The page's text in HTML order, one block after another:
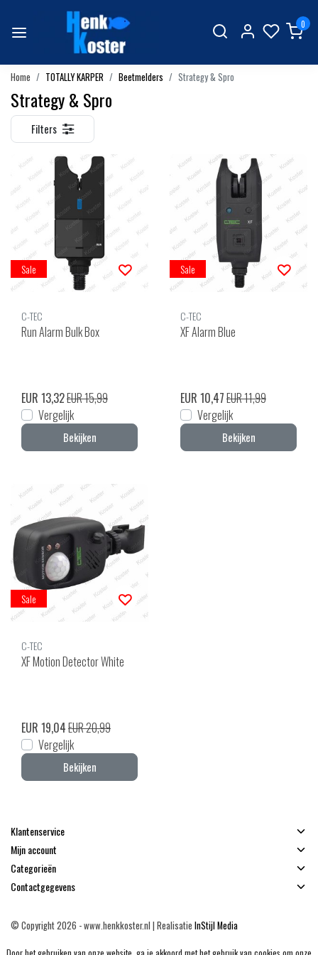
0
Home TOTALLY KARPER Beetmelders Strategy & Spro
Strategy & Spro
Filters
Sale
C-TEC
Run Alarm Bulk Box
EUR 13,32EUR 15,99
Vergelijk
Bekijken
Sale
C-TEC
XF Alarm Blue
EUR 10,47EUR 11,99
Vergelijk
Bekijken
Sale
C-TEC
XF Motion Detector White
EUR 19,04EUR 20,99
Vergelijk
Bekijken
Klantenservice
Mijn account
Categorieën
Contactgegevens
© Copyright 2026 - www.henkkoster.nl | Realisatie InStijl Media